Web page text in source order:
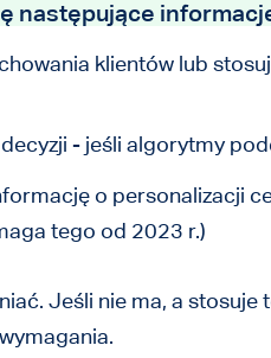
następujące
klientów lub
- jeśli algorytmy
o personalizacji
tego od 2023 r.)
Jeśli nie ma, a stosuje